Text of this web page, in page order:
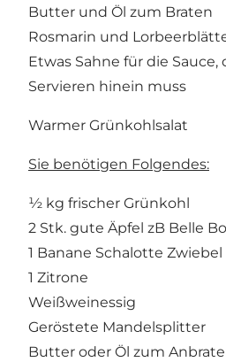
Butter und Öl zum Braten
Rosmarin und
Etwas Sahne für die
Servieren hinein muss
Warmer Grünkohlsalat
Sie benötigen Folgendes:
½ kg frischer Grünkohl
2 Stk. gute Äpfel zB Belle
1 Banane Schalotte Zwiebel
1 Zitrone
Weißweinessig
Geröstete Mandelsplitter
Butter oder Öl zum